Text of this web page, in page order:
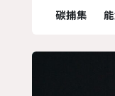
場邊會，
碳捕集